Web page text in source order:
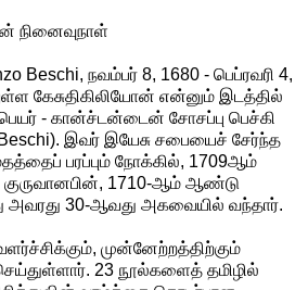
நினைவுநாள்
Beschi, நவம்பர் 8, 1680 - பெப்ரவரி 4,
கேசுதிகிலியோன் என்னும் இடத்தில்
- கான்ச்டன்டைன் சோசப்பு பெச்கி
இவர் இயேசு சபையைச் சேர்ந்த
பரப்பும் நோக்கில், 1709ஆம்
1710-ஆம் ஆண்டு
அவரது 30-ஆவது அகவையில் வந்தார்.
முன்னேற்றத்திற்கும்
23 நூல்களைத் தமிழில்